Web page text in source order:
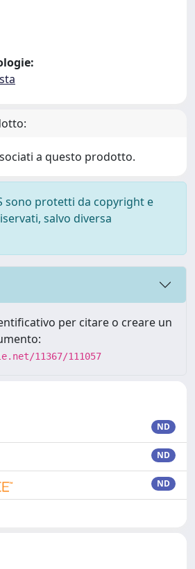
a questo prodotto.
sono protetti da copyright e
salvo diversa
per citare o creare un
11367/111057
ND
ND
ND